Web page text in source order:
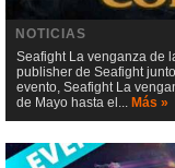
NOTICIAS
Seafight La venganza de
publisher de Seafight
evento, Seafight La
de Mayo hasta el... Más »